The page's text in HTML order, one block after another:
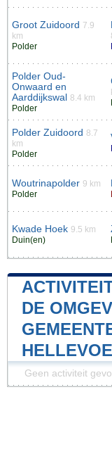
Groot Zuidoord 7.9
km
Polder
Polder Oud-
Onwaard en
Aarddijkswal
8.4 km
Polder
Polder Zuidoord 8.7
km
Polder
Woutrinapolder 9 km
Polder
Kwade Hoek 9.5 km
Duin(en)
DE
Geen activiteit